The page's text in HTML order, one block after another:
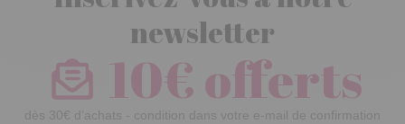
newsletter
10€ offerts
dès 30€ d’achats - condition dans votre e-mail de confirmation